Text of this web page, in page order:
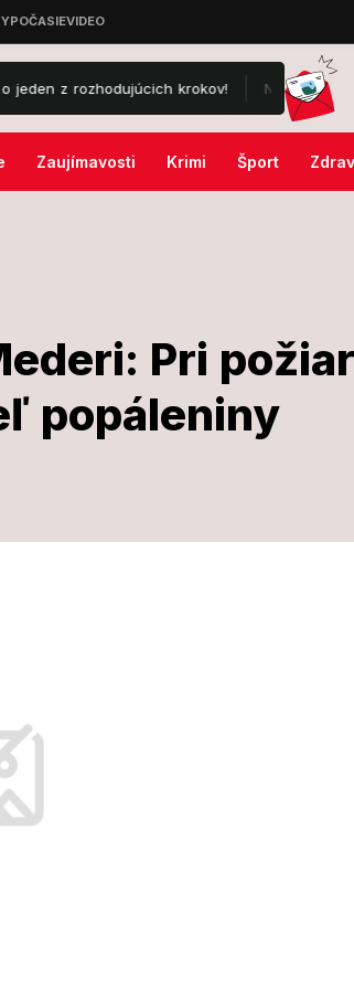
krokov! Nešťastie na Záhorí:
Zaujímavosti Krimi Šport
Pri
popáleniny
utrpel